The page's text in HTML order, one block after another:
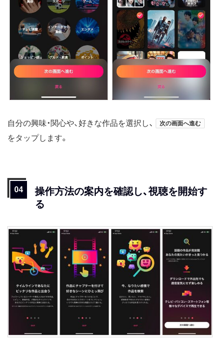
自分の興味・関心や、好きな作品を選択し、 次の画面へ進む
をタップします。
操作方法の案内を確認し、視聴を開始す
る